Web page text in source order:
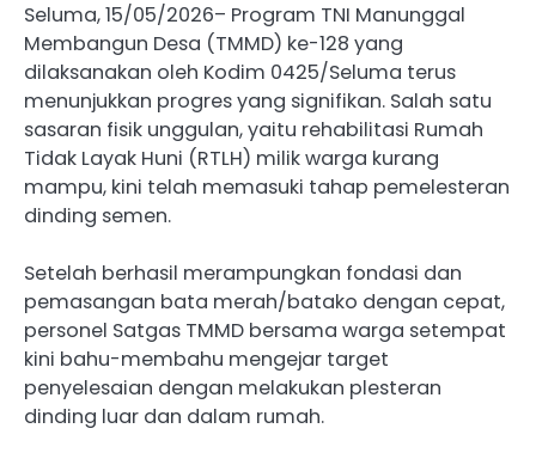
Seluma, 15/05/2026– Program TNI Manunggal
Membangun Desa (TMMD) ke-128 yang
dilaksanakan oleh Kodim 0425/Seluma terus
menunjukkan progres yang signifikan. Salah satu
sasaran fisik unggulan, yaitu rehabilitasi Rumah
Tidak Layak Huni (RTLH) milik warga kurang
mampu, kini telah memasuki tahap pemelesteran
dinding semen.
Setelah berhasil merampungkan fondasi dan
pemasangan bata merah/batako dengan cepat,
personel Satgas TMMD bersama warga setempat
kini bahu-membahu mengejar target
penyelesaian dengan melakukan plesteran
dinding luar dan dalam rumah.